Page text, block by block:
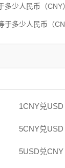
多少人民币（CNY
于多少人民币（
1CNY兑USD
5CNY兑USD
5USD兑CNY